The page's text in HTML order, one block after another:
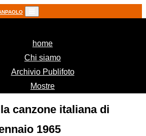
home(current)
Chi siamo
Archivio Publifoto
Mostre
canzone italiana di
1965